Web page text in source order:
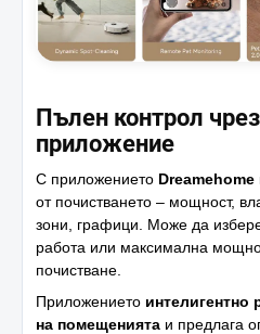
Пълен контрол
приложение
С приложението Dreamehome
от почистването – мощност,
зони, графици. Може да
работа или максимална
почистване.
Приложението интелигентно
на помещенията и предлага